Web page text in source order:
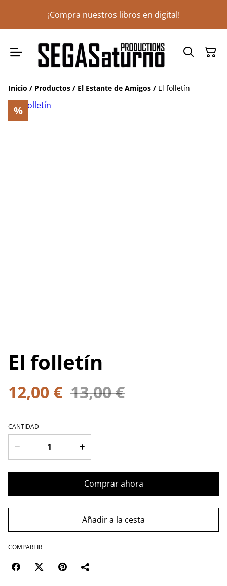
¡Compra nuestros libros en digital!
Inicio / Productos / El Estante de Amigos / El folletín
%
El folletín
12,00 € 13,00 €
CANTIDAD
Comprar ahora
Añadir a la cesta
COMPARTIR